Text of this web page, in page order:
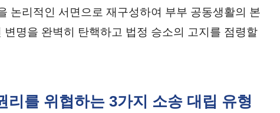
논리적인 서면으로 재구성하여 부부 공동생활의 본
명을 완벽히 탄핵하고 법정 승소의 고지를 점령할
리를 위협하는 3가지 소송 대립 유형